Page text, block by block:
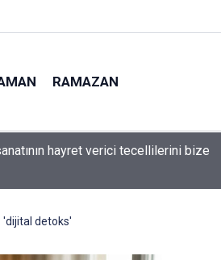
RAMAZAN
havaînin kulağına girip dilinden çıktığı
'dijital detoks'